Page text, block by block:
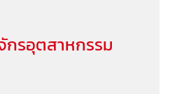
กรอุตสาหกรรม